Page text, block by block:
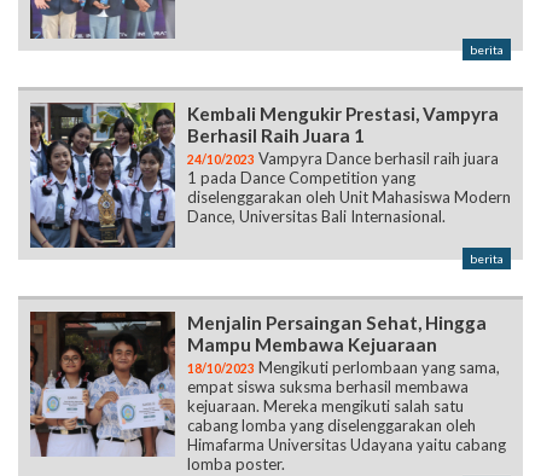
berita
Kembali Mengukir Prestasi, Vampyra
Berhasil Raih Juara 1
24/10/2023 Vampyra Dance berhasil raih juara
1 pada Dance Competition yang
diselenggarakan oleh Unit Mahasiswa Modern
Dance, Universitas Bali Internasional.
berita
Menjalin Persaingan Sehat, Hingga
Mampu Membawa Kejuaraan
18/10/2023 Mengikuti perlombaan yang sama,
empat siswa suksma berhasil membawa
kejuaraan. Mereka mengikuti salah satu
cabang lomba yang diselenggarakan oleh
Himafarma Universitas Udayana yaitu cabang
lomba poster.